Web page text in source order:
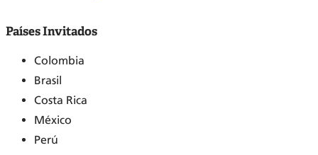
Países Invitados
Colombia
Brasil
Costa Rica
México
Perú